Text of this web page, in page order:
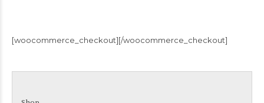
[woocommerce_checkout][/woocommerce_checkout]